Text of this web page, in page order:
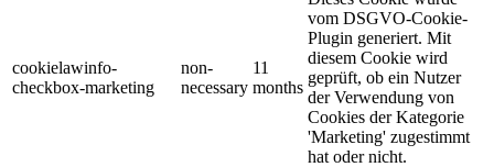
cookielawinfo-
checkbox-marketing
non-
necessary
11
months
vom DSGVO-Cookie-
Plugin generiert. Mit
diesem Cookie wird
geprüft, ob ein Nutzer
der Verwendung von
Cookies der Kategorie
'Marketing' zugestimmt
hat oder nicht.